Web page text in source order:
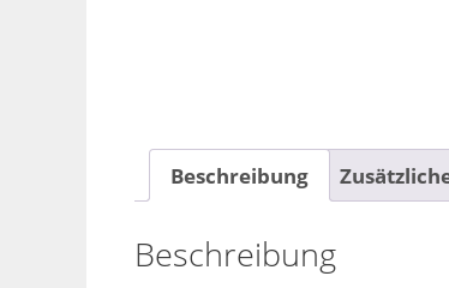
Beschreibung
Beschreibung